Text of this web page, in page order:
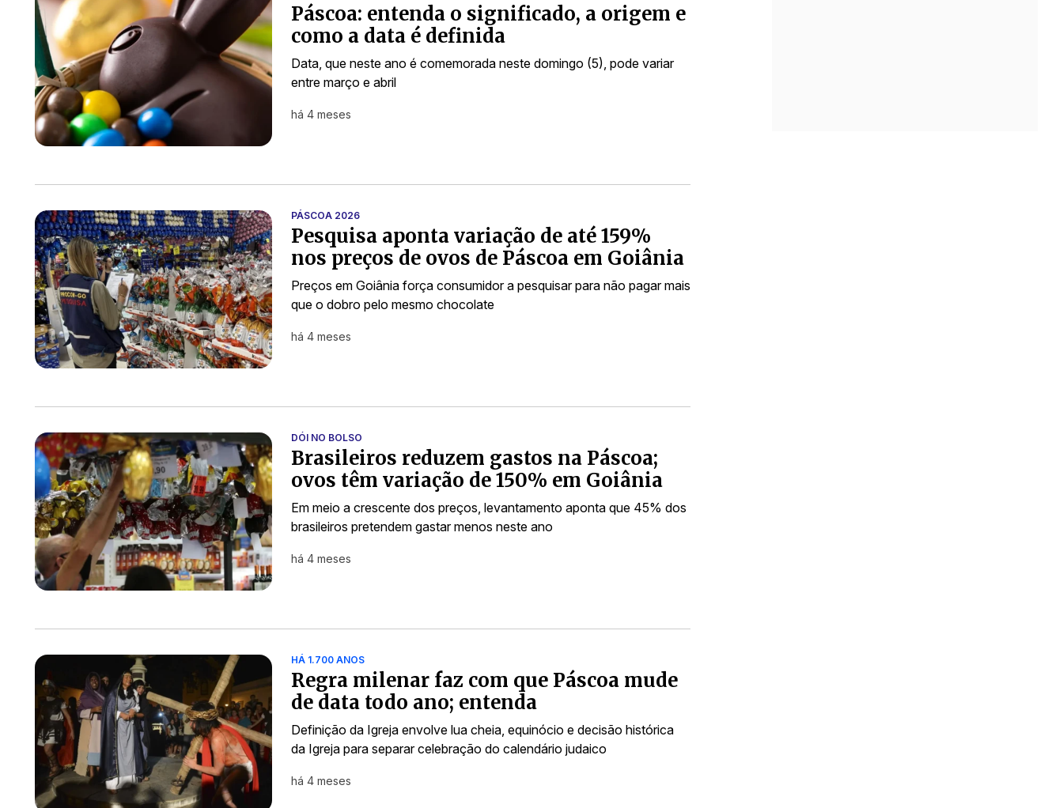
Páscoa: entenda o significado, a origem e
como a data é definida
Data, que neste ano é comemorada neste domingo (5), pode variar
entre março e abril
há 4 meses
PÁSCOA 2026
Pesquisa aponta variação de até 159%
nos preços de ovos de Páscoa em Goiânia
Preços em Goiânia força consumidor a pesquisar para não pagar mais
que o dobro pelo mesmo chocolate
há 4 meses
DÓI NO BOLSO
Brasileiros reduzem gastos na Páscoa;
ovos têm variação de 150% em Goiânia
Em meio a crescente dos preços, levantamento aponta que 45% dos
brasileiros pretendem gastar menos neste ano
há 4 meses
HÁ 1.700 ANOS
Regra milenar faz com que Páscoa mude
de data todo ano; entenda
Definição da Igreja envolve lua cheia, equinócio e decisão histórica
da Igreja para separar celebração do calendário judaico
há 4 meses